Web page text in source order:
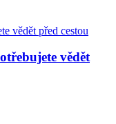
vědět